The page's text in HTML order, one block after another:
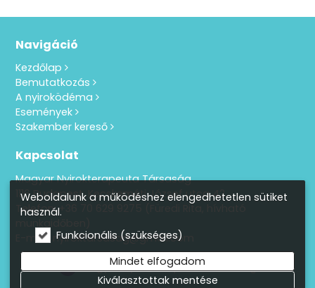
Navigáció
Kezdőlap
Bemutatkozás
A nyiroködéma
Események
Szakember kereső
Kapcsolat
Magyar Nyirokterapeuta Társaság
1116 Budapest, Kecskeméti József utca 42.
Telefon:+36 70 629 9275
(Füredi Rita, hívható
E-mail: nyiroktarsasag@gmail.com
Magyar Nyirokterapeuta Társaság
Weboldalunk a működéshez elengedhetetlen sütiket
használ.
Funkcionális (szükséges)
Mindet elfogadom
Kiválasztottak mentése